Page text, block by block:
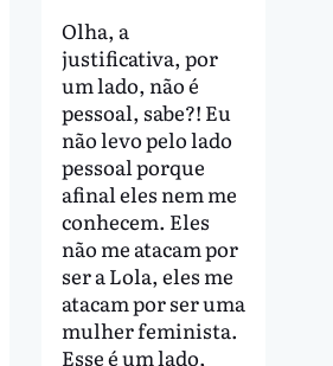
Olha, a
justificativa, por
um lado, não é
pessoal, sabe?! Eu
não levo pelo lado
pessoal porque
afinal eles nem me
conhecem. Eles
não me atacam por
ser a Lola, eles me
atacam por ser uma
mulher feminista.
Esse é um lado,